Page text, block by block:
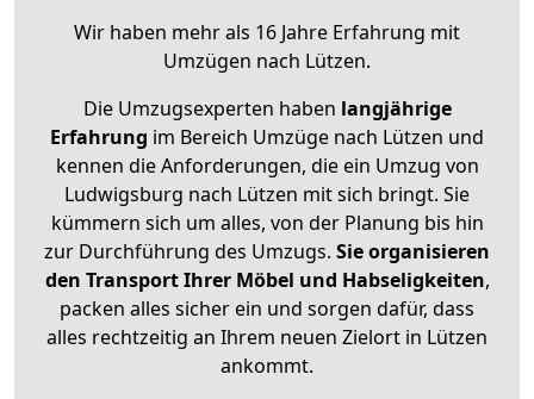
Wir haben mehr als 16 Jahre Erfahrung mit
Umzügen nach Lützen.
Die Umzugsexperten haben langjährige
Erfahrung im Bereich Umzüge nach Lützen und
kennen die Anforderungen, die ein Umzug von
Ludwigsburg nach Lützen mit sich bringt. Sie
kümmern sich um alles, von der Planung bis hin
zur Durchführung des Umzugs. Sie organisieren
den Transport Ihrer Möbel und Habseligkeiten,
packen alles sicher ein und sorgen dafür, dass
alles rechtzeitig an Ihrem neuen Zielort in Lützen
ankommt.